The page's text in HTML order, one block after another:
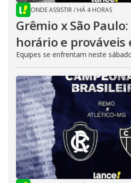
ONDE ASSISTIR/ HÁ 4 HORAS
Grêmio x São
horário e prováveis
Equipes se enfrentam neste